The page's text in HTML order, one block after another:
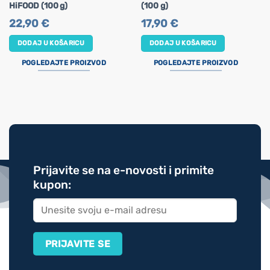
HiFOOD (100 g)
22,90€
DODAJ U KOŠARICU
POGLEDAJTE PROIZVOD
(100 g)
17,90€
DODAJ U KOŠARICU
POGLEDAJTE PROIZVOD
Prijavite se na e-novosti i primite
kupon: